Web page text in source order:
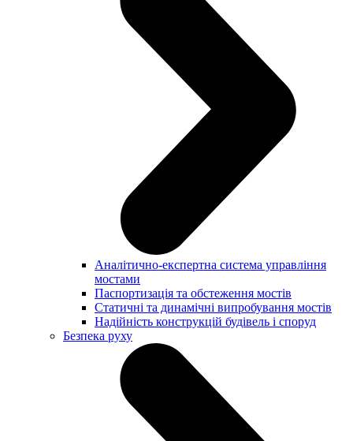
Аналітично-експертна система управління
мостами
Паспортизація та обстеження мостів
Статичні та динамічні випробування мостів
Надійність конструкцій будівель і споруд
Безпека руху